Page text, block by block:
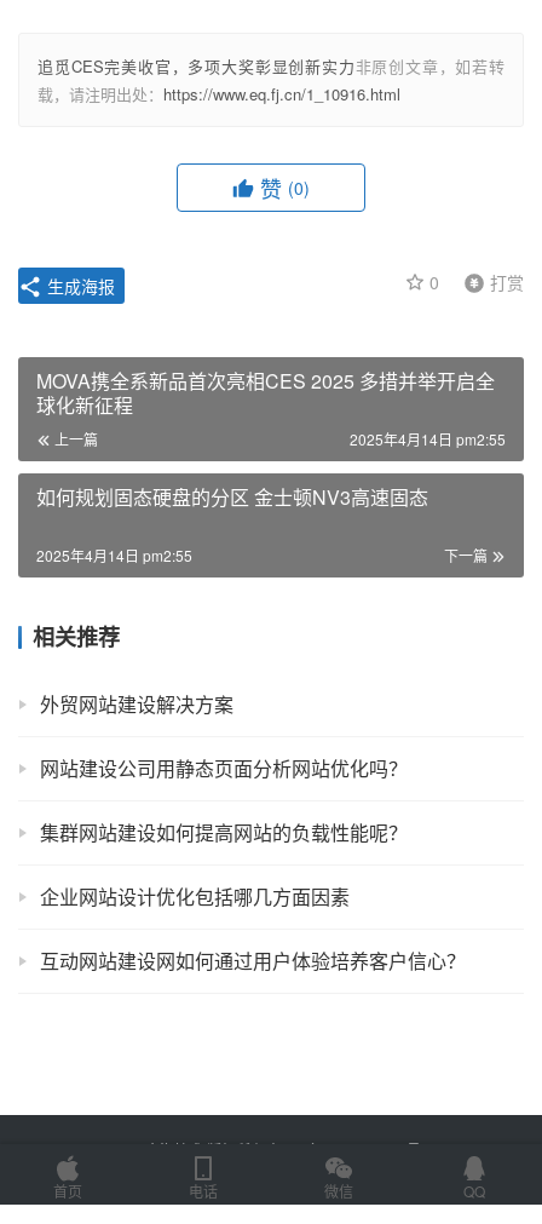
追觅CES完美收官，多项大奖彰显创新实力非原创文章，如若转
载，请注明出处： https://www.eq.fj.cn/1_10916.html
赞 (0)
0 打赏
生成海报
MOVA携全系新品首次亮相CES 2025 多措并举开启全
球化新征程
上一篇 2025年4月14日 pm2:55
如何规划固态硬盘的分区 金士顿NV3高速固态
下一篇
2025年4月14日 pm2:55
相关推荐
外贸网站建设解决方案
网站建设公司用静态页面分析网站优化吗？
集群网站建设如何提高网站的负载性能呢？
企业网站设计优化包括哪几方面因素
互动网站建设网如何通过用户体验培养客户信心？
Copyright © 2025 金海技术 版权所有 鲁ICP备2022012774号-2
首页
电话 微信 QQ